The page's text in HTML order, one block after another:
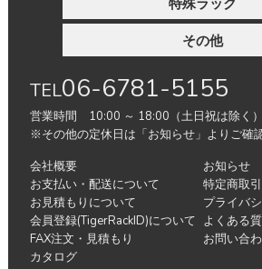
その他
TEL06-6781-5155
営業時間 10:00 ～ 18:00（土日祝は除く）
※その他の定休日は「お知らせ」よりご確
会社概要
お支払い・配送について
お見積もりについて
会員登録(TigerRackID)について
FAX注文・見積もり
カタログ
お知らせ
特定商取
プライバ
よくある
お問い合